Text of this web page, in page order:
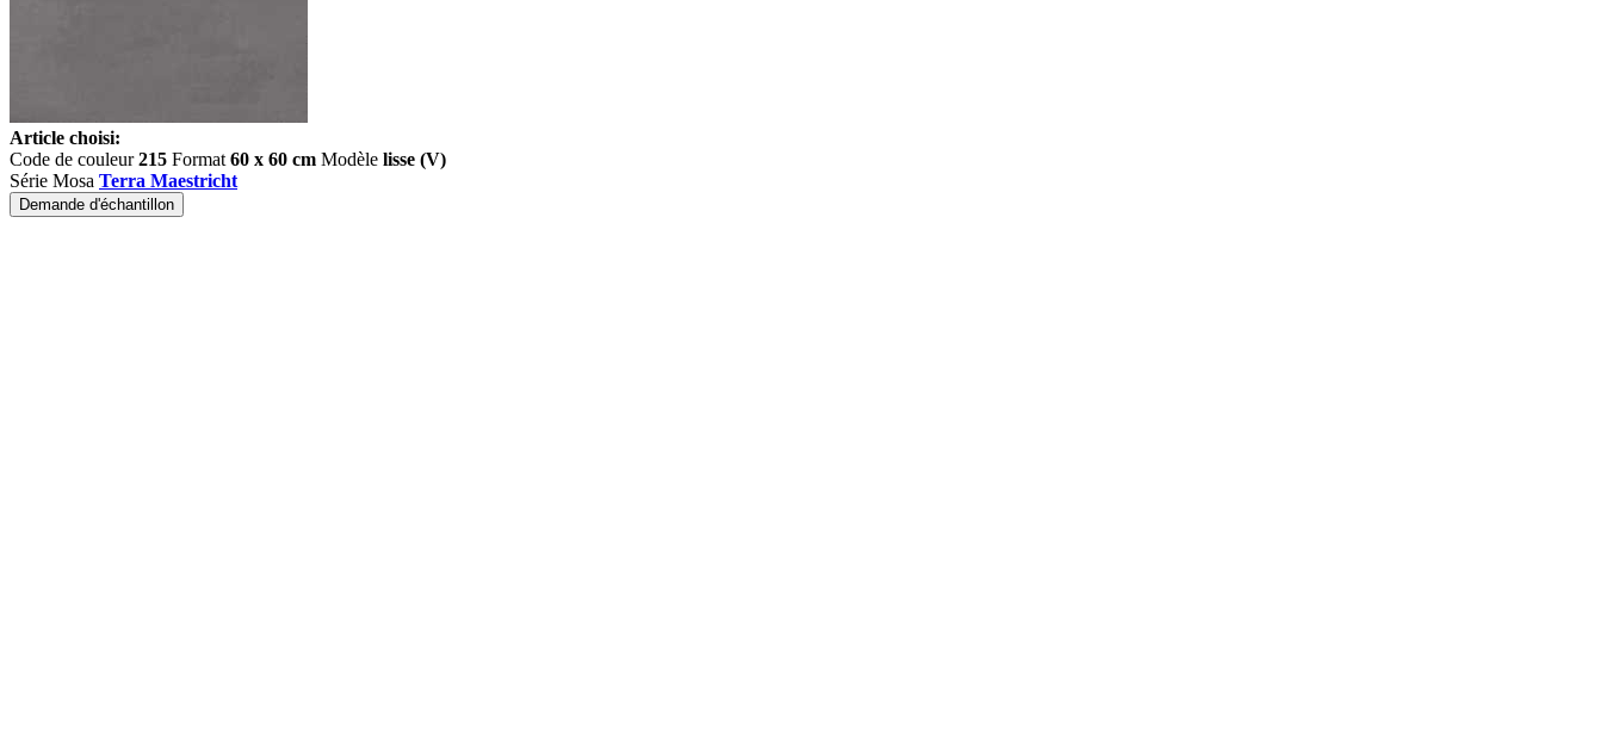
Article choisi:
Code de couleur215 Format 60 x 60 cm Modèle lisse (V)
Série Mosa Terra Maestricht
Demande d'échantillon